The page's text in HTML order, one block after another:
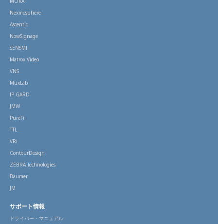
Nexmosphere
Ascentic
NowSignage
SENSMI
Matrox Video
VNS
MuxLab
IP GARD
JMW
PureFi
TTL
VRi
ContourDesign
ZEBRA Technologies
Baumer
JM
サポート情報
ドライバー・マニュアル